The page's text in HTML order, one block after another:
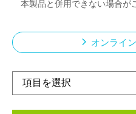
本製品と併用できない場合が
オンライ